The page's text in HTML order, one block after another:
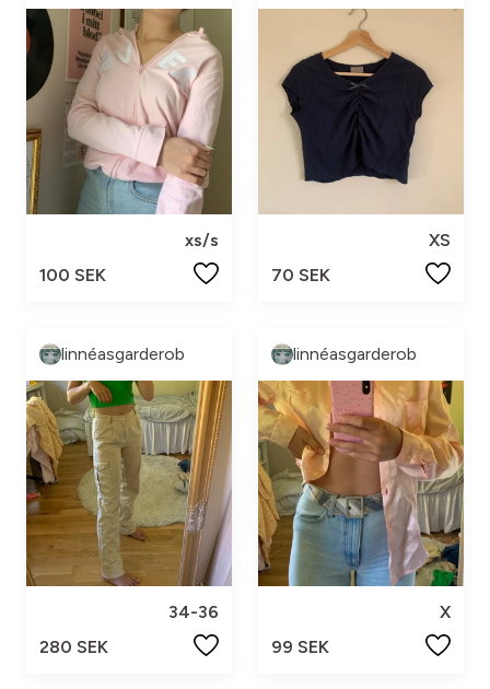
xs/s
100 SEK
XS
70 SEK
linnéasgarderob
34-36
280 SEK
linnéasgarderob
X
99 SEK